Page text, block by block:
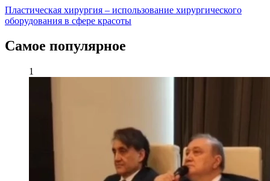
Пластическая хирургия – использование хирургического
оборудования в сфере красоты
Самое популярное
1